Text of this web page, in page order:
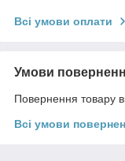
Всі умови оплати
Умови
Повернення товару
Всі умови